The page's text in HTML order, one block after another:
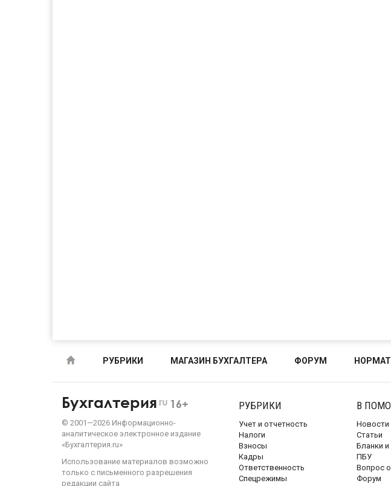
РУБРИКИ МАГАЗИН БУХГАЛТЕРА ФОРУМ
Бухгалтерия ru 16+
© 2001—2026 Информационно-
аналитическое электронное издание
«Бухгалтерия.ru»
Использование материалов возможно
только с письменного разрешения
редакции сайта
РУБРИКИ
Учет и отчетность
Налоги
Взносы
Кадры
Ответственность
Спецрежимы
В
Новости
Статьи
Бланки
ПБУ
Вопрос
Форум